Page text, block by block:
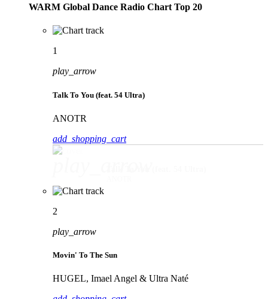
WARM Global Dance Radio Chart Top 20
1
play_arrow
Talk To You (feat. 54 Ultra)
ANOTR
add_shopping_cart
2
play_arrow
Movin' To The Sun
HUGEL, Imael Angel & Ultra Naté